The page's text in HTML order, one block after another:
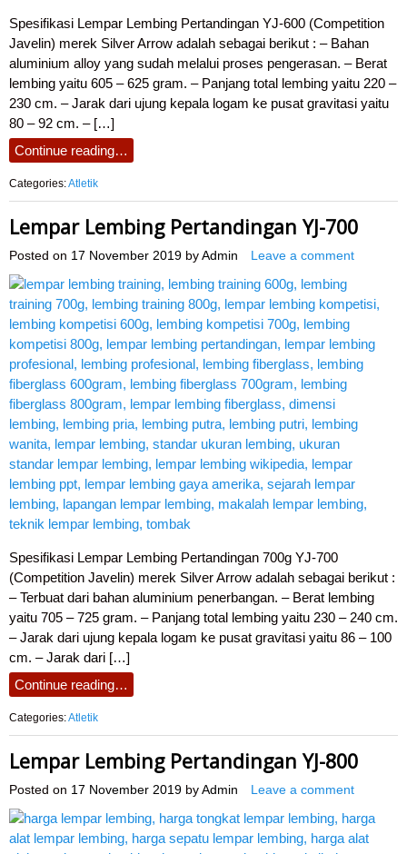
Spesifikasi Lempar Lembing Pertandingan YJ-600 (Competition
Javelin) merek Silver Arrow adalah sebagai berikut : – Bahan
aluminium alloy yang sudah melalui proses pengerasan. – Berat
lembing yaitu 605 – 625 gram. – Panjang total lembing yaitu 220 –
230 cm. – Jarak dari ujung kepala logam ke pusat gravitasi yaitu
80 – 92 cm. – […]
Continue reading…
Categories:Atletik
Lempar Lembing Pertandingan YJ-700
Posted on 17 November 2019 by Admin Leave a comment
Spesifikasi Lempar Lembing Pertandingan 700g YJ-700
(Competition Javelin) merek Silver Arrow adalah sebagai berikut :
– Terbuat dari bahan aluminium penerbangan. – Berat lembing
yaitu 705 – 725 gram. – Panjang total lembing yaitu 230 – 240 cm.
– Jarak dari ujung kepala logam ke pusat gravitasi yaitu 86 – 100
cm. – Jarak dari […]
Continue reading…
Categories:Atletik
Lempar Lembing Pertandingan YJ-800
Posted on 17 November 2019 by Admin Leave a comment